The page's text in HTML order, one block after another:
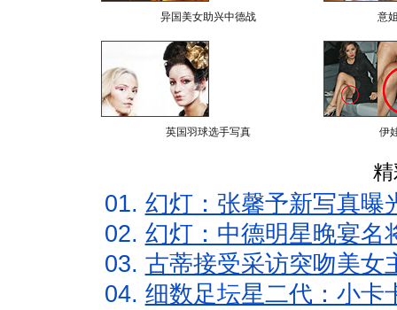
异国美女助兴中德战 意
英国羽球选手写真 伊
01. 幻灯：张馨予新写真曝
02. 幻灯：中德明星晚宴名
03. 古蒂接受采访突吻美女
04. 细数足坛星二代：小卡